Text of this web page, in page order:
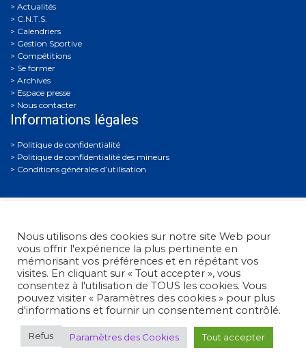
Actualités
C.N.T.S.
Calendriers
Gestion Sportive
Compétitions
Se former
Archives
Espace presse
Nous contacter
Informations légales
Politique de confidentialité
Politique de confidentialité des mineurs
Conditions générales d’utilisation
Fédération Française de Tir• 38, rue Brunel - 75017 Paris
• Tél. : +33 (0)1 58 05 45 45
© 2012 - 2026 Fédération Française de Tir -Réalisation Umazuma-
Paris
Nous utilisons des cookies sur notre site Web pour
vous offrir l'expérience la plus pertinente en
mémorisant vos préférences et en répétant vos
visites. En cliquant sur « Tout accepter », vous
consentez à l'utilisation de TOUS les cookies. Vous
pouvez visiter « Paramètres des cookies » pour plus
d'informations et fournir un consentement contrôlé.
Refus Paramètres des Cookies Tout accepter